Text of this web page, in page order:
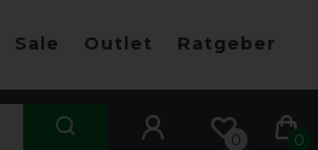
Sale Outlet Ratgeber
0 0